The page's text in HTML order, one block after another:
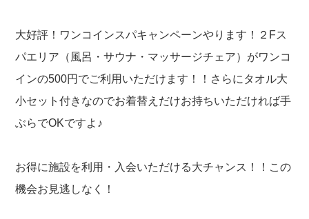
大好評！ワンコインスパキャンペーンやります！２Fス
パエリア（風呂・サウナ・マッサージチェア）がワンコ
インの500円でご利用いただけます！！さらにタオル大
小セット付きなのでお着替えだけお持ちいただければ手
ぶらでOKですよ♪
お得に施設を利用・入会いただける大チャンス！！この
機会お見逃しなく！